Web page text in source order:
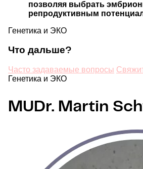
позволяя выбрать
репродуктивным
Генетика и ЭКО
Что дальше?
Часто задаваемые вопросы
Генетика и ЭКО
MUDr. Martin